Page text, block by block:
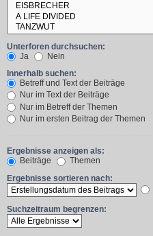
Unterforen durchsuchen:
Ja
Nein
Innerhalb suchen:
Betreff und Text der Beiträge
Nur im Text der Beiträge
Nur im Betreff der Themen
Nur im ersten Beitrag der Themen
Ergebnisse anzeigen als:
Beiträge
Themen
Ergebnisse sortieren nach:
Suchzeitraum begrenzen: